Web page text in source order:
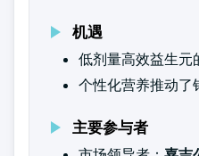
机遇
低剂量高效益生元
个性化营养推动了
主要参与者